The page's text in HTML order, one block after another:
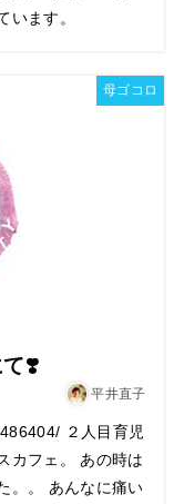
います。
母ゴコロ
て❣️
平井直子
２人目育児
カフェ。 あの時は
。。 あんなに痛い